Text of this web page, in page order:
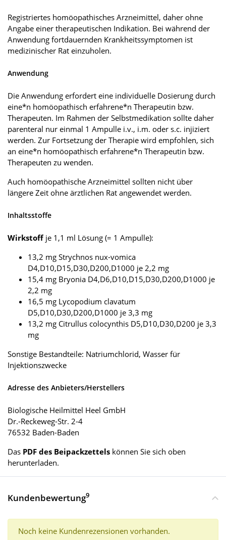
Registriertes homöopathisches Arzneimittel, daher ohne
Angabe einer therapeutischen Indikation. Bei während der
Anwendung fortdauernden Krankheitssymptomen ist
medizinischer Rat einzuholen.
Anwendung
Die Anwendung erfordert eine individuelle Dosierung durch
eine*n homöopathisch erfahrene*n Therapeutin bzw.
Therapeuten. Im Rahmen der Selbstmedikation sollte daher
parenteral nur einmal 1 Ampulle i.v., i.m. oder s.c. injiziert
werden. Zur Fortsetzung der Therapie wird empfohlen, sich
an eine*n homöopathisch erfahrene*n Therapeutin bzw.
Therapeuten zu wenden.
Auch homöopathische Arzneimittel sollten nicht über
längere Zeit ohne ärztlichen Rat angewendet werden.
Inhaltsstoffe
Wirkstoff je 1,1 ml Lösung (= 1 Ampulle):
13,2 mg Strychnos nux-vomica
D4,D10,D15,D30,D200,D1000 je 2,2 mg
15,4 mg Bryonia D4,D6,D10,D15,D30,D200,D1000 je
2,2 mg
16,5 mg Lycopodium clavatum
D5,D10,D30,D200,D1000 je 3,3 mg
13,2 mg Citrullus colocynthis D5,D10,D30,D200 je 3,3
mg
Sonstige Bestandteile: Natriumchlorid, Wasser für
Injektionszwecke
Adresse des Anbieters/Herstellers
Biologische Heilmittel Heel GmbH
Dr.-Reckeweg-Str. 2-4
76532 Baden-Baden
Das PDF des Beipackzettels können Sie sich oben
herunterladen.
Kundenbewertung9
Noch keine Kundenrezensionen vorhanden.